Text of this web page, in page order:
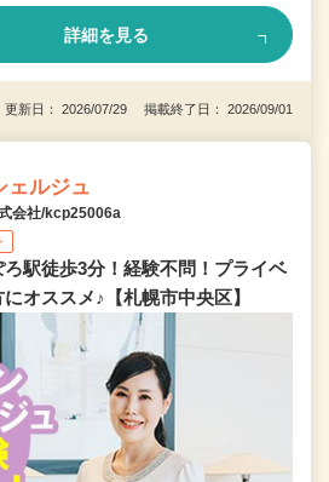
詳細を見る
更新日： 2026/07/29 掲載終了日： 2026/09/01
ェルジュ
会社/kcp25006a
駅徒歩3分！経験不問！プライベ
オススメ♪【札幌市中央区】